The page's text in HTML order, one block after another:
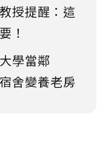
授提醒：這
！
學當鄰
舍變養老房